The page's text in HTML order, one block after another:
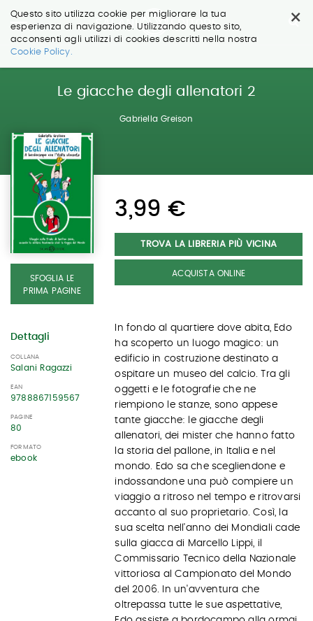
×
Questo sito utilizza cookie per migliorare la tua
esperienza di navigazione. Utilizzando questo sito,
acconsenti agli utilizzi di cookies descritti nella nostra
Cookie Policy.
Salta
Le giacche degli allenatori 2
Gabriella Greison
SFOGLIA LE
PRIMA PAGINE
Dettagli
COLLANA
Salani Ragazzi
EAN
9788867159567
PAGINE
80
FORMATO
ebook
3,99 €
TROVA LA LIBRERIA PIÙ VICINA
ACQUISTA ONLINE
In fondo al quartiere dove abita, Edo
ha scoperto un luogo magico: un
edificio in costruzione destinato a
ospitare un museo del calcio. Tra gli
oggetti e le fotografie che ne
riempiono le stanze, sono appese
tante giacche: le giacche degli
allenatori, dei mister che hanno fatto
la storia del pallone, in Italia e nel
mondo. Edo sa che scegliendone e
indossandone una può compiere un
viaggio a ritroso nel tempo e ritrovarsi
accanto al suo proprietario. Così, la
sua scelta nell'anno dei Mondiali cade
sulla giacca di Marcello Lippi, il
Commissario Tecnico della Nazionale
vittoriosa al Campionato del Mondo
del 2006. In un'avventura che
oltrepassa tutte le sue aspettative,